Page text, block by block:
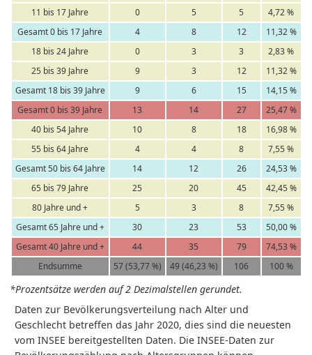
11 bis 17 Jahre
0 5 5
4,72 %
Gesamt 0 bis 17 Jahre
4 8 12
11,32 %
18 bis 24 Jahre
0 3 3
2,83 %
25 bis 39 Jahre
9 3 12
11,32 %
Gesamt 18 bis 39 Jahre
9 6 15
14,15 %
Gesamt 0 bis 39 Jahre
13 14 27
25,47 %
40 bis 54 Jahre
10 8 18
16,98 %
55 bis 64 Jahre
4 4 8
7,55 %
Gesamt 50 bis 64 Jahre
14 12 26
24,53 %
65 bis 79 Jahre
25 20 45
42,45 %
80 Jahre und +
5 3 8
7,55 %
Gesamt 65 Jahre und +
30 23 53
50,00 %
Gesamt 40 Jahre und +
44 35 79
74,53 %
Endsumme
57 (53,77 %) 49 (46,23 %) 106 100 %
*Prozentsätze werden auf 2 Dezimalstellen gerundet.
Daten zur Bevölkerungsverteilung nach Alter und
Geschlecht betreffen das Jahr 2020, dies sind die neuesten
vom INSEE bereitgestellten Daten. Die INSEE-Daten zur